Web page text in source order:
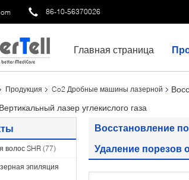
86-10-56370026
Главная страница
Продукция Co2 Дробные машины лазерной
лазер углекислого газа
волос SHR(77)
эпиляция
Восстановление
Удаление порезов